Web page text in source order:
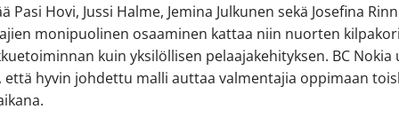
Pasi Hovi, Jussi Halme, Jemina Julkunen sekä Josefina
monipuolinen osaaminen kattaa niin nuorten
kuin yksilöllisen pelaajakehityksen. BC Nokia
että hyvin johdettu malli auttaa valmentajia oppimaan